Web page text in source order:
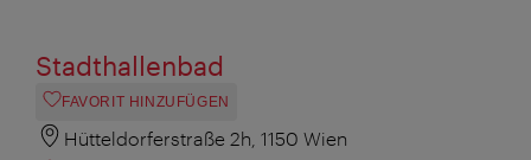
Stadthallenbad
FAVORIT HINZUFÜGEN
Hütteldorferstraße 2h, 1150 Wien